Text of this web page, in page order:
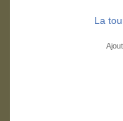
La